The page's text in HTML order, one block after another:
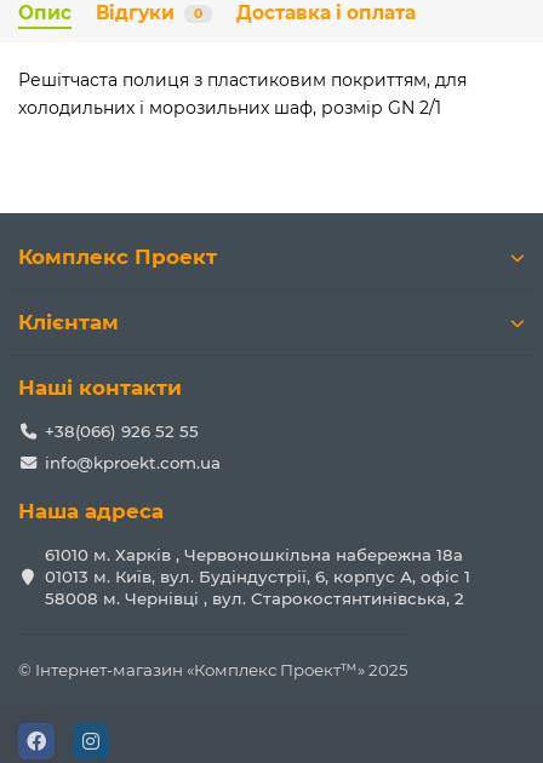
Опис Відгуки 0 Доставка і оплата
Решітчаста полиця з пластиковим покриттям, для
холодильних і морозильних шаф, розмір GN 2/1
Комплекс Проект
Клієнтам
Наші контакти
+38(066) 926 52 55
info@kproekt.com.ua
Наша адреса
61010 м. Харків , Червоношкільна набережна 18а
01013 м. Київ, вул. Будіндустрії, 6, корпус А, офіс 1
58008 м. Чернівці , вул. Старокостянтинівська, 2
© Інтернет-магазин «Комплекс Проект™» 2025